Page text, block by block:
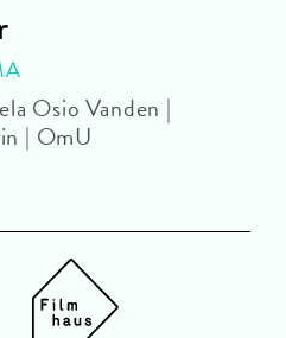
Osio Vanden |
| OmU